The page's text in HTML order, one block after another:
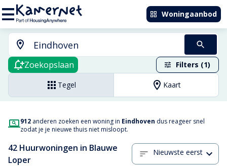
Woningaanbod
Zoekopslaan Filters (1)
Tegel Kaart
912 anderen zoeken een woning in Eindhoven dus reageer snel
zodat je je nieuwe thuis niet misloopt.
42 Huurwoningen in Blauwe
Loper
Nieuwste eerst